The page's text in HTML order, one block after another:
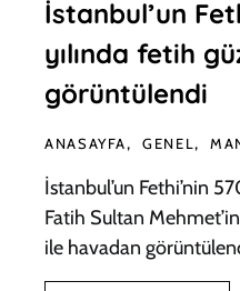
İstanbul’un
yılında fetih
görüntülendi
ANASAYFA GENEL
İstanbul’un Fethi’nin
Fatih Sultan
ile havadan